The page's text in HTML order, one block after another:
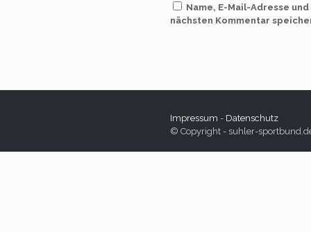
Name, E-Mail-Adresse
nächsten Kommentar
Impressum - Datenschutz
© Copyright - suhler-